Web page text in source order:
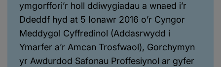
ymgorffori’r holl ddiwygiadau a wnaed i’r
Ddeddf hyd at 5 Ionawr 2016 o’r Cyngor
Meddygol Cyffredinol (Addasrwydd i
Ymarfer a’r Amcan Trosfwaol), Gorchymyn
yr Awdurdod Safonau Proffesiynol ar gyfer